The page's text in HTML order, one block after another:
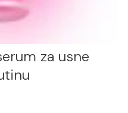
za usne